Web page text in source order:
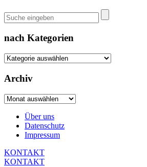
nach Kategorien
nach
Archiv
Archiv
Über uns
Datenschutz
Impressum
KONTAKT
KONTAKT